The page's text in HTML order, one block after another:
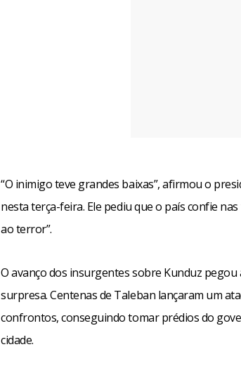
“O inimigo teve grandes baixas”, afirmou o
nesta terça-feira. Ele pediu que o país confie
ao terror”.
O avanço dos insurgentes sobre Kunduz
surpresa. Centenas de Taleban lançaram um
confrontos, conseguindo tomar prédios do
cidade.